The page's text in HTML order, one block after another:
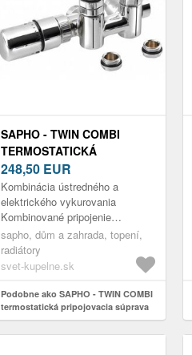
SAPHO - TWIN COMBI
TERMOSTATICKÁ
PRIPOJOVACIA SÚPRAVA
VENTIL PRE STREDOVÉ
PRIPOJENIE, ĽAVÁ, CHRÓM
CP5012S
248,50 EUR
Kombinácia ústredného a
elektrického vykurovania
Kombinované pripojenie
umožňuje ohrievať teleso ako
centrálnym systémom
vykurovania, tak využiť pr...
sapho, dům a zahrada, topení,
radiátory
svet-kupelne.sk
Podobne ako SAPHO - TWIN COMBI
termostatická pripojovacia súprava
ventil pre stredové pripojenie, ľavá,
chróm CP5012S